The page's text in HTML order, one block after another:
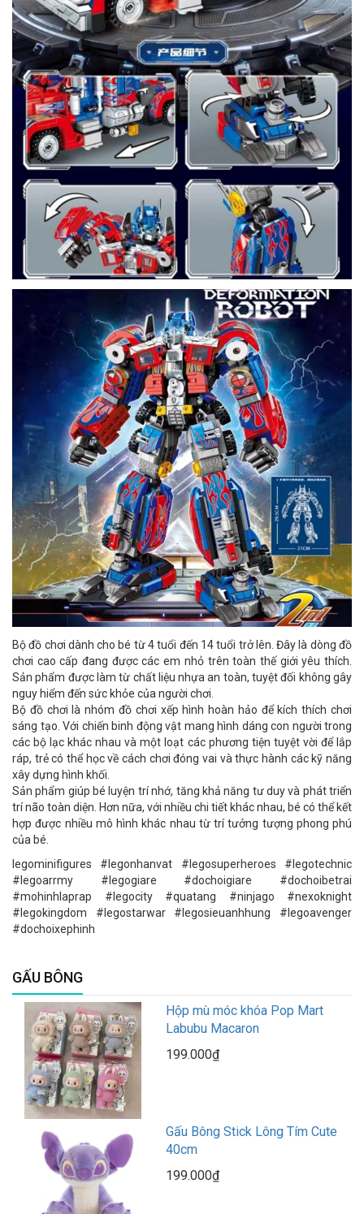
Bộ đồ chơi dành cho bé từ 4 tuổi đến 14 tuổi trở lên. Đây là dòng đồ
chơi cao cấp đang được các em nhỏ trên toàn thế giới yêu thích.
Sản phẩm được làm từ chất liệu nhựa an toàn, tuyệt đối không gây
nguy hiểm đến sức khỏe của người chơi.
Bộ đồ chơi là nhóm đồ chơi xếp hình hoàn hảo để kích thích chơi
sáng tạo. Với chiến binh động vật mang hình dáng con người trong
các bộ lạc khác nhau và một loạt các phương tiện tuyệt vời để lắp
ráp, trẻ có thể học về cách chơi đóng vai và thực hành các kỹ năng
xây dựng hình khối.
Sản phẩm giúp bé luyện trí nhớ, tăng khả năng tư duy và phát triển
trí não toàn diện. Hơn nữa, với nhiều chi tiết khác nhau, bé có thể kết
hợp được nhiều mô hình khác nhau từ trí tưởng tượng phong phú
của bé.
legominifigures #legonhanvat #legosuperheroes #legotechnic
#legoarrmy #legogiare #dochoigiare #dochoibetrai
#mohinhlaprap #legocity #quatang #ninjago #nexoknight
#legokingdom #legostarwar #legosieuanhhung #legoavenger
#dochoixephinh
GẤU BÔNG
Hộp mù móc khóa Pop Mart
Labubu Macaron
199.000₫
Gấu Bông Stick Lông Tím Cute
40cm
199.000₫